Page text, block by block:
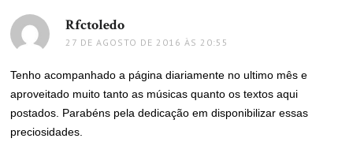
Rfctoledo
27 DE AGOSTO DE 2016 ÀS 20:55
Tenho acompanhado a página diariamente no ultimo mês e
aproveitado muito tanto as músicas quanto os textos aqui
postados. Parabéns pela dedicação em disponibilizar essas
preciosidades.